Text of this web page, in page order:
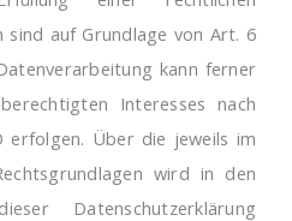
auf Grundlage von Art. 6
kann ferner
Interesses nach
erfolgen. Über die jeweils im
wird in den
Datenschutzerklärung